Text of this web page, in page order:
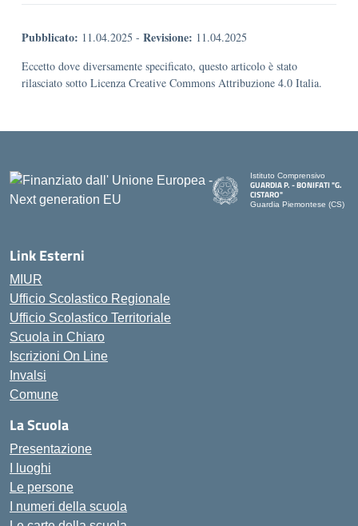
Pubblicato: 11.04.2025 - Revisione: 11.04.2025
Eccetto dove diversamente specificato, questo articolo è stato
rilasciato sotto Licenza Creative Commons Attribuzione 4.0 Italia.
Istituto Comprensivo
GUARDIA P. - BONIFATI "G.
CISTARO"
Guardia Piemontese (CS)
Link Esterni
MIUR
Ufficio Scolastico Regionale
Ufficio Scolastico Territoriale
Scuola in Chiaro
Iscrizioni On Line
Invalsi
Comune
La Scuola
Presentazione
I luoghi
Le persone
I numeri della scuola